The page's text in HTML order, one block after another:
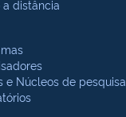
a distância
e Núcleos de pesquisa